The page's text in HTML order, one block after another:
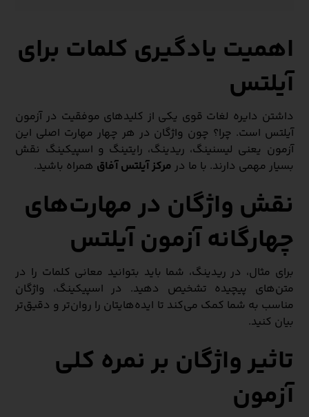
اهمیت یادگیری کلمات برای
آیلتس
داشتن دایره لغات قوی یکی از کلیدهای موفقیت در آزمون
آیلتس است. چرا؟ چون واژگان در هر چهار مهارت اصلی این
آزمون یعنی لیسنینگ، ریدینگ، رایتینگ و اسپیکینگ نقش
بسیار مهمی دارند. با ما در مرکز آیلتس آفاق همراه باشید.
نقش واژگان در مهارت‌های
چهارگانه آزمون آیلتس
برای مثال، در ریدینگ، شما باید بتوانید معانی کلمات را در
متن‌های پیچیده تشخیص دهید. در اسپیکینگ، واژگان
مناسب به شما کمک می‌کند تا ایده‌هایتان را روان‌تر و دقیق‌تر
بیان کنید.
تاثیر واژگان بر نمره کلی
آزمون